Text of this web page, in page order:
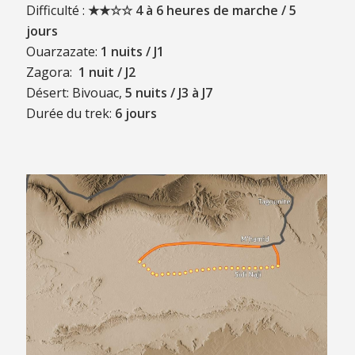
Difficulté : ★★☆☆ 4 à 6 heures de marche / 5
jours
Ouarzazate: 1 nuits / J1
Zagora: 1 nuit / J2
Désert: Bivouac, 5 nuits / J3 à J7
Durée du trek: 6 jours